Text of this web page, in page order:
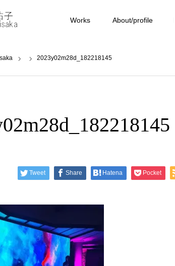
Works About/profile
2023y02m28d_182218145
Tweet Share Hatena Pocket